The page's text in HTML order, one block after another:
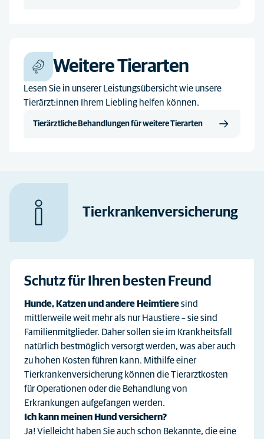
Weitere Tierarten
Lesen Sie in unserer Leistungsübersicht wie unsere
Tierärzt:innen Ihrem Liebling helfen können.
Tierärztliche Behandlungen für weitere Tierarten
Tierkranken­versicherung
Schutz für Ihren besten Freund
Hunde, Katzen und andere Heimtieresind
mittlerweile weit mehr als nur Haustiere – sie sind
Familienmitglieder. Daher sollen sie im Krankheitsfall
natürlich bestmöglich versorgt werden, was aber auch
zu hohen Kosten führen kann. Mithilfe einer
Tierkrankenversicherung können die Tierarztkosten
für Operationen oder die Behandlung von
Erkrankungen aufgefangen werden.
Ich kann meinen Hund versichern?
Ja! Vielleicht haben Sie auch schon Bekannte, die eine